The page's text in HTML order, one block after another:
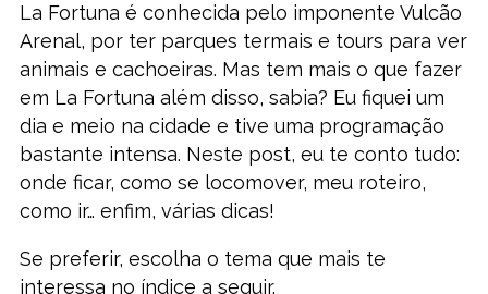
La Fortuna é conhecida pelo imponente Vulcão
Arenal, por ter parques termais e tours para ver
animais e cachoeiras. Mas tem mais o que fazer
em La Fortuna além disso, sabia? Eu fiquei um
dia e meio na cidade e tive uma programação
bastante intensa. Neste post, eu te conto tudo:
onde ficar, como se locomover, meu roteiro,
como ir… enfim, várias dicas!
Se preferir, escolha o tema que mais te
interessa no índice a seguir.